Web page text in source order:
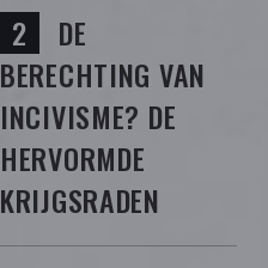
DE
BERECHTING VAN
INCIVISME? DE
HERVORMDE
KRIJGSRADEN